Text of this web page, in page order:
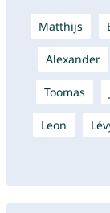
Matthijs
Alexander
Toomas
Leon